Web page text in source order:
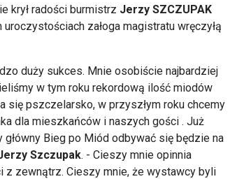
krył radości burmistrz Jerzy SZCZUPAK
załoga magistratu wręczyłą
duży sukces. Mnie osobiście najbardziej
w tym roku rekordową ilość miodów
się pszczelarsko, w przyszłym roku chcemy
dla mieszkańców i naszych gości . Już
Bieg po Miód odbywać się będzie na
Szczupak. - Cieszy mnie opinnia
zewnątrz. Cieszy mnie, że wystawcy byli